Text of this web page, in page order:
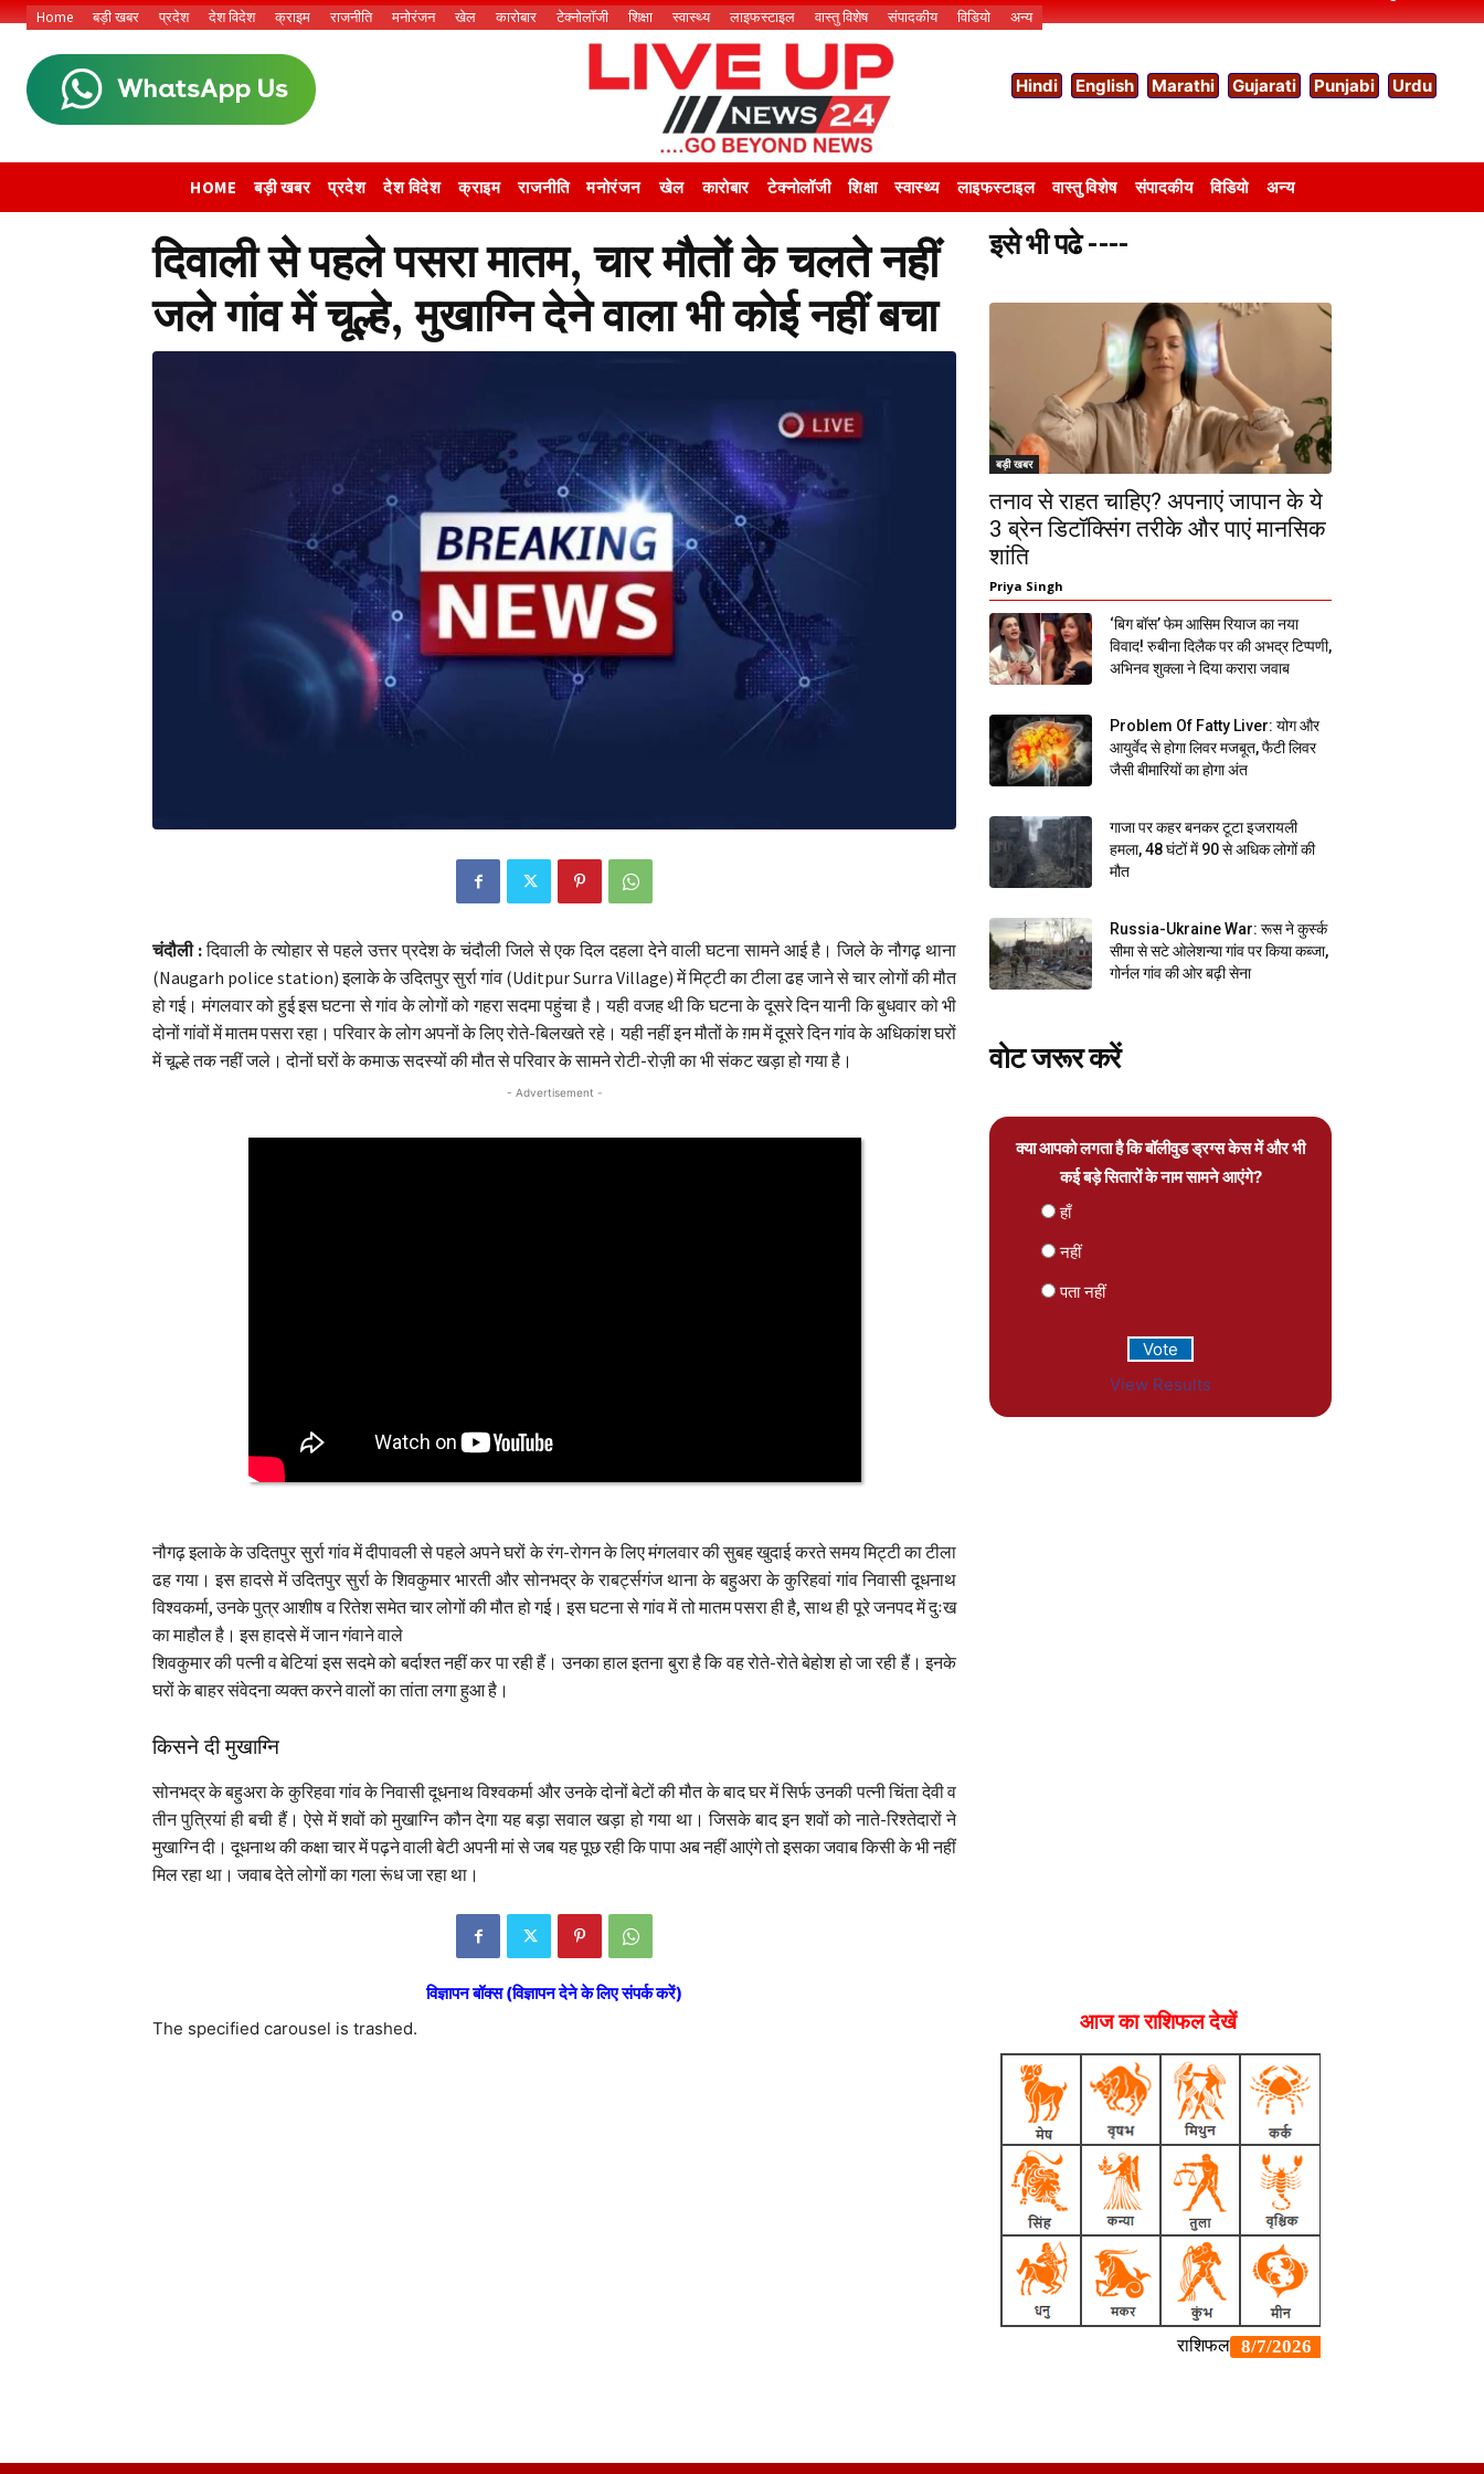
Home बड़ी खबर प्रदेश देश विदेश क्राइम राजनीति मनोरंजन खेल कारोबार टेक्नोलॉजी शिक्षा स्वास्थ्य लाइफस्टाइल वास्तु विशेष संपादकीय विडियो अन्य
Hindi English Marathi Gujarati Punjabi Urdu
HOME बड़ी खबर प्रदेश देश विदेश क्राइम राजनीति मनोरंजन खेल कारोबार टेक्नोलॉजी शिक्षा स्वास्थ्य लाइफस्टाइल वास्तु विशेष संपादकीय विडियो अन्य
दिवाली से पहले पसरा मातम, चार मौतों के चलते नहीं
जले गांव में चूल्हे, मुखाग्नि देने वाला भी कोई नहीं बचा
चंदौली :दिवाली के त्योहार से पहले उत्तर प्रदेश के चंदौली जिले से एक दिल दहला देने वाली घटना सामने आई है। जिले के नौगढ़ थाना
(Naugarh police station) इलाके के उदितपुर सुर्रा गांव (Uditpur Surra Village) में मिट्टी का टीला ढह जाने से चार लोगों की मौत
हो गई। मंगलवार को हुई इस घटना से गांव के लोगों को गहरा सदमा पहुंचा है। यही वजह थी कि घटना के दूसरे दिन यानी कि बुधवार को भी
दोनों गांवों में मातम पसरा रहा। परिवार के लोग अपनों के लिए रोते-बिलखते रहे। यही नहीं इन मौतों के ग़म में दूसरे दिन गांव के अधिकांश घरों
में चूल्हे तक नहीं जले। दोनों घरों के कमाऊ सदस्यों की मौत से परिवार के सामने रोटी-रोज़ी का भी संकट खड़ा हो गया है।
- Advertisement -
नौगढ़ इलाके के उदितपुर सुर्रा गांव में दीपावली से पहले अपने घरों के रंग-रोगन के लिए मंगलवार की सुबह खुदाई करते समय मिट्टी का टीला
ढह गया। इस हादसे में उदितपुर सुर्रा के शिवकुमार भारती और सोनभद्र के राब‌र्ट्सगंज थाना के बहुअरा के कुरिहवां गांव निवासी दूधनाथ
विश्वकर्मा, उनके पुत्र आशीष व रितेश समेत चार लोगों की मौत हो गई। इस घटना से गांव में तो मातम पसरा ही है, साथ ही पूरे जनपद में दुःख
का माहौल है। इस हादसे में जान गंवाने वाले
शिवकुमार की पत्नी व बेटियां इस सदमे को बर्दाश्त नहीं कर पा रही हैं। उनका हाल इतना बुरा है कि वह रोते-रोते बेहोश हो जा रही हैं। इनके
घरों के बाहर संवेदना व्यक्त करने वालों का तांता लगा हुआ है।
किसने दी मुखाग्नि
सोनभद्र के बहुअरा के कुरिहवा गांव के निवासी दूधनाथ विश्वकर्मा और उनके दोनों बेटों की मौत के बाद घर में सिर्फ उनकी पत्नी चिंता देवी व
तीन पुत्रियां ही बची हैं। ऐसे में शवों को मुखाग्नि कौन देगा यह बड़ा सवाल खड़ा हो गया था। जिसके बाद इन शवों को नाते-रिश्तेदारों ने
मुखाग्नि दी। दूधनाथ की कक्षा चार में पढ़ने वाली बेटी अपनी मां से जब यह पूछ रही कि पापा अब नहीं आएंगे तो इसका जवाब किसी के भी नहीं
मिल रहा था। जवाब देते लोगों का गला रूंध जा रहा था।
विज्ञापन बॉक्स (विज्ञापन देने के लिए संपर्क करें)
The specified carousel is trashed.
इसे भी पढे ----
बड़ी खबर
तनाव से राहत चाहिए? अपनाएं जापान के ये
3 ब्रेन डिटॉक्सिंग तरीके और पाएं मानसिक
शांति
Priya Singh
‘बिग बॉस’ फेम आसिम रियाज का नया
विवाद! रुबीना दिलैक पर की अभद्र टिप्पणी,
अभिनव शुक्ला ने दिया करारा जवाब
Problem Of Fatty Liver: योग और
आयुर्वेद से होगा लिवर मजबूत, फैटी लिवर
जैसी बीमारियों का होगा अंत
गाजा पर कहर बनकर टूटा इजरायली
हमला, 48 घंटों में 90 से अधिक लोगों की
मौत
Russia-Ukraine War: रूस ने कुर्स्क
सीमा से सटे ओलेशन्या गांव पर किया कब्जा,
गोर्नल गांव की ओर बढ़ी सेना
वोट जरूर करें
क्या आपको लगता है कि बॉलीवुड ड्रग्स केस में और भी
कई बड़े सितारों के नाम सामने आएंगे?
हाँ
नहीं
पता नहीं
View Results
आज का राशिफल देखें